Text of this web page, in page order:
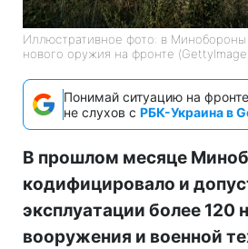
Иллюстративное фото: в Минобороны
нового оружия на фронте
Понимай ситуацию на
не слухов с РБК-Украина в
В прошлом месяце
кодифицировало и
эксплуатации более 120
вооружения и военной